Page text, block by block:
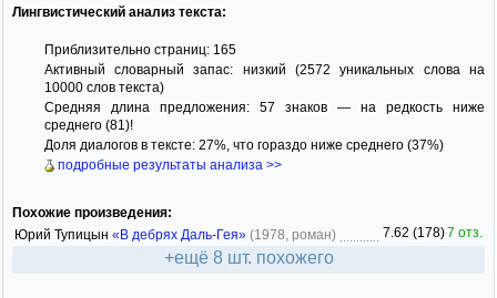
Лингвистический анализ текста:
Приблизительно страниц: 165
Активный словарный запас: низкий (2572 уникальных слова на
10000 слов текста)
Средняя длина предложения: 57 знаков — на редкость ниже
среднего (81)!
Доля диалогов в тексте: 27%, что гораздо ниже среднего (37%)
подробные результаты анализа >>
Похожие произведения:
Юрий Тупицын «В дебрях Даль-Гея» (1978, роман) 7.62 (178)7 отз.
+ещё 8 шт. похожего